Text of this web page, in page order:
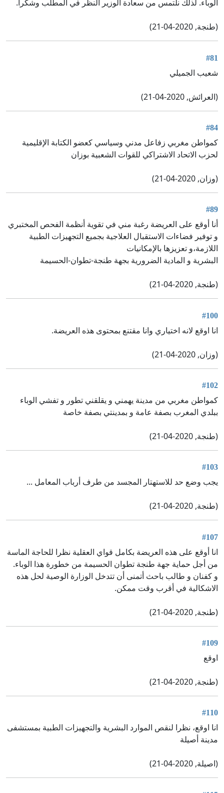
الوباء. لذلك نلتمس من سعادة الوزير النظر في المطلب وشكرا.
(طنجة, 2020-04-21)
#81
شعيب الجميلي
(العرائش, 2020-04-21)
#84
كمواطن مغربي زفاعل مدني وسياسي كعضو الكتابة الإقليمية
لحزب الاتحاد الاشتراكي للقوات الشعبية بوزان
(وزان, 2020-04-21)
#89
أنا أوقع على العريضة رغبة مني في تقوية أنظمة الفحص المختبري
و توفير فضاءات الاستقبال العلاجية بجميع التجهيزات الطبية
اللازمة،و تعزيزها بالإمكانيات
البشرية و المادية الضرورية بجهة طنجة-تطوان-الحسيمة
(طنجة, 2020-04-21)
#100
انا اوقع لانه اختياري وانا مقتنع بمحتوى هذه العريضة.
(وزان, 2020-04-21)
#102
كمواطن مغربي من مدينة يهمني و يقلقني تطور و تفشي الوباء
ببلدي المغرب بصفة عامة و بمدينتي بصفة خاصة
(طنجة, 2020-04-21)
#103
يجب وضع حد للاستهتار المجسد من طرف أرباب المعامل ...
(طنجة, 2020-04-21)
#107
انا أوقع على هذه العريضة بكامل قواي العقلية نظرا للحاجة الماسة
من أجل حماية جهة طنجة تطوان الحسيمة من خطورة هذا الوباء.
و كفنان و طالب باحث أتمنى أن تتدخل الوزارة الوصية لحل هذه
الاشكالية في أقرب وقت ممكن.
(طنجة, 2020-04-21)
#109
اوقع
(طنجة, 2020-04-21)
#110
انا اوقع، نظرا لنقص الموارد البشرية والتجهيزات الطبية بمستشفى
مدينة أصيلة
(اصيلة, 2020-04-21)